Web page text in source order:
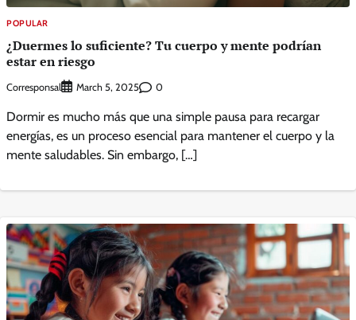
POPULAR
¿Duermes lo suficiente? Tu cuerpo y mente podrían
estar en riesgo
Corresponsal March 5, 2025 0
Dormir es mucho más que una simple pausa para recargar
energías, es un proceso esencial para mantener el cuerpo y la
mente saludables. Sin embargo, […]